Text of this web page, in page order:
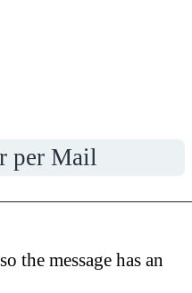
per Mail
the message has an